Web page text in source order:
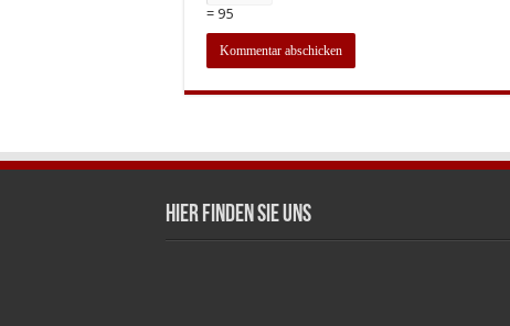
= 95
Hier finden Sie uns